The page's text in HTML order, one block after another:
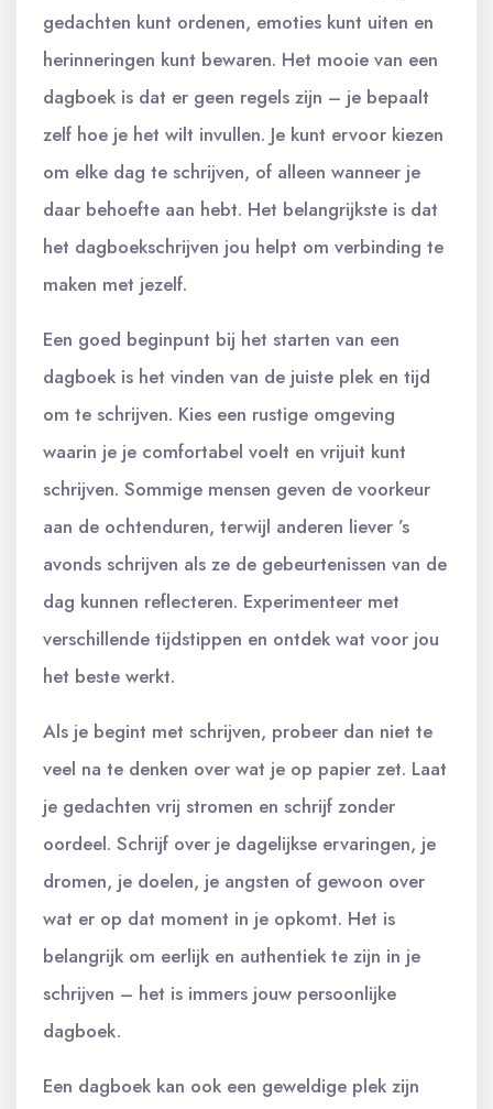
gedachten kunt ordenen, emoties kunt uiten en
herinneringen kunt bewaren. Het mooie van een
dagboek is dat er geen regels zijn – je bepaalt
zelf hoe je het wilt invullen. Je kunt ervoor kiezen
om elke dag te schrijven, of alleen wanneer je
daar behoefte aan hebt. Het belangrijkste is dat
het dagboekschrijven jou helpt om verbinding te
maken met jezelf.
Een goed beginpunt bij het starten van een
dagboek is het vinden van de juiste plek en tijd
om te schrijven. Kies een rustige omgeving
waarin je je comfortabel voelt en vrijuit kunt
schrijven. Sommige mensen geven de voorkeur
aan de ochtenduren, terwijl anderen liever ’s
avonds schrijven als ze de gebeurtenissen van de
dag kunnen reflecteren. Experimenteer met
verschillende tijdstippen en ontdek wat voor jou
het beste werkt.
Als je begint met schrijven, probeer dan niet te
veel na te denken over wat je op papier zet. Laat
je gedachten vrij stromen en schrijf zonder
oordeel. Schrijf over je dagelijkse ervaringen, je
dromen, je doelen, je angsten of gewoon over
wat er op dat moment in je opkomt. Het is
belangrijk om eerlijk en authentiek te zijn in je
schrijven – het is immers jouw persoonlijke
dagboek.
Een dagboek kan ook een geweldige plek zijn